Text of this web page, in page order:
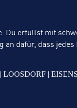
Du erfüllst mit
an dafür, dass
| HINZENBACH | AMSTETTEN | WIEN | BRUNN | KETTLASBRUNN | | HORN |